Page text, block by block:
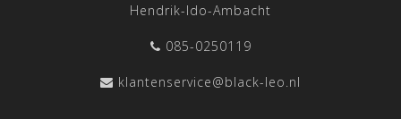
Hendrik-Ido-Ambacht
085-0250119
klantenservice@black-leo.nl